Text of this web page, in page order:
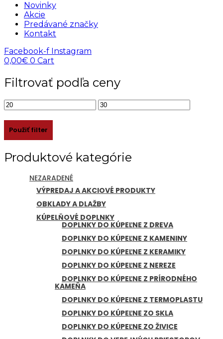
Novinky
Akcie
Predávané značky
Kontakt
Facebook-f Instagram
0,00€ 0 Cart
Filtrovať podľa ceny
Minimálna
cena
Maximálna
cena
Použiť filter
Produktové kategórie
NEZARADENÉ
VÝPREDAJ A AKCIOVÉ PRODUKTY
OBKLADY A DLAŽBY
KÚPELŇOVÉ DOPLNKY
DOPLNKY DO KÚPEĽNE Z DREVA
DOPLNKY DO KÚPEĽNE Z KAMENINY
DOPLNKY DO KÚPEĽNE Z KERAMIKY
DOPLNKY DO KÚPEĽNE Z NEREZE
DOPLNKY DO KÚPEĽNE Z PRÍRODNÉHO
KAMEŇA
DOPLNKY DO KÚPEĽNE Z TERMOPLASTU
DOPLNKY DO KÚPEĽNE ZO SKLA
DOPLNKY DO KÚPEĽNE ZO ŽIVICE